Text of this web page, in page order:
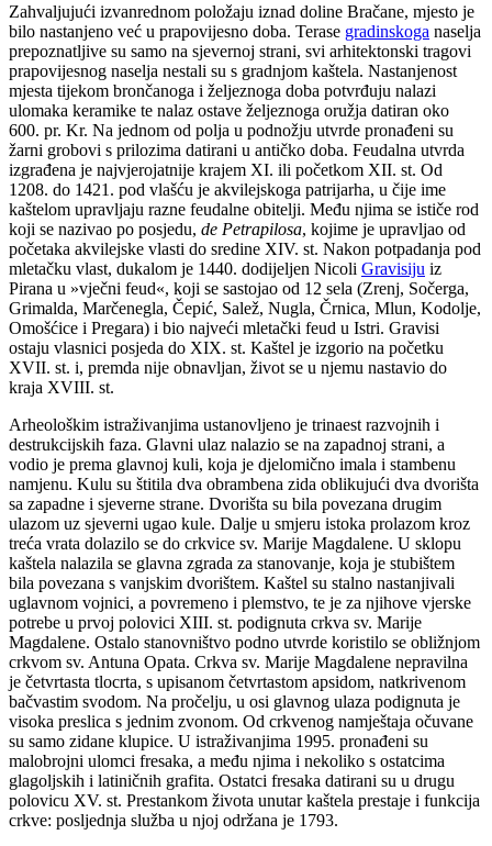
Zahvaljujući izvanrednom položaju iznad doline Bračane, mjesto je
bilo nastanjeno već u prapovijesno doba. Terase gradinskoga naselja
prepoznatljive su samo na sjevernoj strani, svi arhitektonski tragovi
prapovijesnog naselja nestali su s gradnjom kaštela. Nastanjenost
mjesta tijekom brončanoga i željeznoga doba potvrđuju nalazi
ulomaka keramike te nalaz ostave željeznoga oružja datiran oko
600. pr. Kr. Na jednom od polja u podnožju utvrde pronađeni su
žarni grobovi s prilozima datirani u antičko doba. Feudalna utvrda
izgrađena je najvjerojatnije krajem XI. ili početkom XII. st. Od
1208. do 1421. pod vlašću je akvilejskoga patrijarha, u čije ime
kaštelom upravljaju razne feudalne obitelji. Među njima se ističe rod
koji se nazivao po posjedu, de Petrapilosa, kojime je upravljao od
početaka akvilejske vlasti do sredine XIV. st. Nakon potpadanja pod
mletačku vlast, dukalom je 1440. dodijeljen Nicoli Gravisiju iz
Pirana u »vječni feud«, koji se sastojao od 12 sela (Zrenj, Sočerga,
Grimalda, Marčenegla, Čepić, Salež, Nugla, Črnica, Mlun, Kodolje,
Omošćice i Pregara) i bio najveći mletački feud u Istri. Gravisi
ostaju vlasnici posjeda do XIX. st. Kaštel je izgorio na početku
XVII. st. i, premda nije obnavljan, život se u njemu nastavio do
kraja XVIII. st.
Arheološkim istraživanjima ustanovljeno je trinaest razvojnih i
destrukcijskih faza. Glavni ulaz nalazio se na zapadnoj strani, a
vodio je prema glavnoj kuli, koja je djelomično imala i stambenu
namjenu. Kulu su štitila dva obrambena zida oblikujući dva dvorišta
sa zapadne i sjeverne strane. Dvorišta su bila povezana drugim
ulazom uz sjeverni ugao kule. Dalje u smjeru istoka prolazom kroz
treća vrata dolazilo se do crkvice sv. Marije Magdalene. U sklopu
kaštela nalazila se glavna zgrada za stanovanje, koja je stubištem
bila povezana s vanjskim dvorištem. Kaštel su stalno nastanjivali
uglavnom vojnici, a povremeno i plemstvo, te je za njihove vjerske
potrebe u prvoj polovici XIII. st. podignuta crkva sv. Marije
Magdalene. Ostalo stanovništvo podno utvrde koristilo se obližnjom
crkvom sv. Antuna Opata. Crkva sv. Marije Magdalene nepravilna
je četvrtasta tlocrta, s upisanom četvrtastom apsidom, natkrivenom
bačvastim svodom. Na pročelju, u osi glavnog ulaza podignuta je
visoka preslica s jednim zvonom. Od crkvenog namještaja očuvane
su samo zidane klupice. U istraživanjima 1995. pronađeni su
malobrojni ulomci fresaka, a među njima i nekoliko s ostatcima
glagoljskih i latiničnih grafita. Ostatci fresaka datirani su u drugu
polovicu XV. st. Prestankom života unutar kaštela prestaje i funkcija
crkve: posljednja služba u njoj održana je 1793.